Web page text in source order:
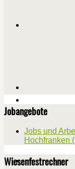
Jobangebote
Jobs und
Hochfranken
Wiesenfestrechner